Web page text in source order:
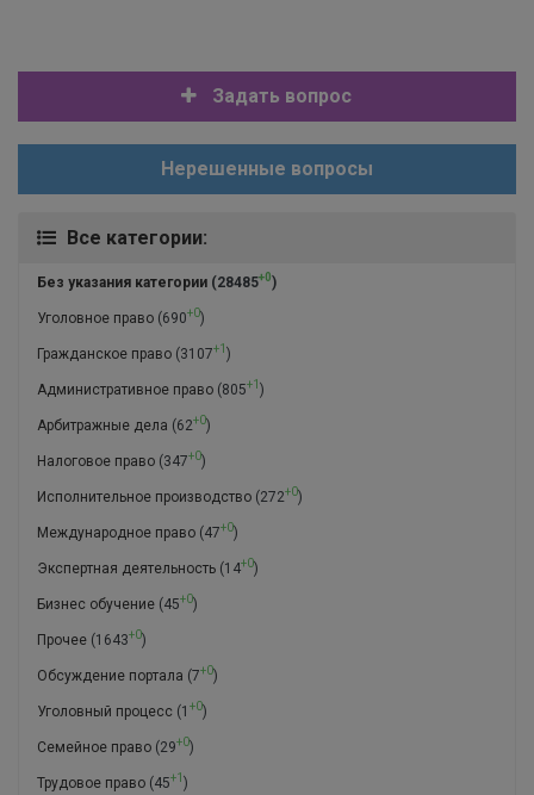
Задать вопрос
Нерешенные вопросы
Все категории:
Без указания категории (28485+0)
Уголовное право (690+0)
Гражданское право (3107+1 )
Административное право (805+1 )
Арбитражные дела (62+0)
Налоговое право (347+0)
Исполнительное производство (272+0)
Международное право (47+0)
Экспертная деятельность (14+0)
Бизнес обучение (45+0)
Прочее (1643+0)
Обсуждение портала (7+0)
Уголовный процесс (1 +0)
Семейное право (29+0)
Трудовое право (45+1 )